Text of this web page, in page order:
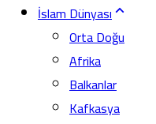
İslam Dünyası
Orta Doğu
Afrika
Balkanlar
Kafkasya